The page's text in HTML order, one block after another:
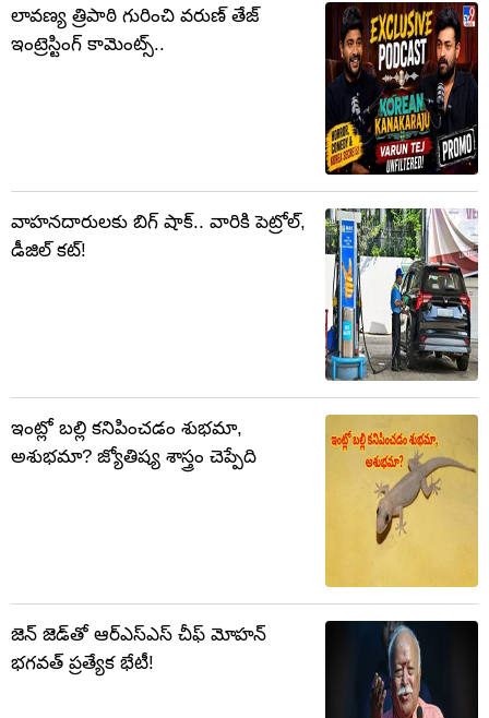
లావణ్య త్రిపాఠి గురించి వరుణ్ తేజ్
ఇంట్రెస్టింగ్ కామెంట్స్..
వాహనదారులకు బిగ్ షాక్.. వారికి పెట్రోల్,
డీజిల్ కట్!
ఇంట్లో బల్లి కనిపించడం శుభమా,
అశుభమా? జ్యోతిష్య శాస్త్రం చెప్పేది
జెన్ జెడ్‌తో ఆర్‌ఎస్‌ఎస్ చీఫ్ మోహన్
భగవత్ ప్రత్యేక భేటీ!